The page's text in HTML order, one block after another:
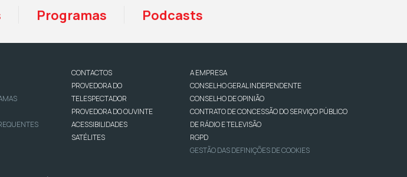
Programas Podcasts
CONTACTOS
PROVEDORA DO
TELESPECTADOR
PROVEDORA DO OUVINTE
ACESSIBILIDADES
SATÉLITES
A EMPRESA
CONSELHO GERAL INDEPENDENTE
CONSELHO DE OPINIÃO
CONTRATO DE CONCESSÃO DO SERVIÇO PÚBLICO
DE RÁDIO E TELEVISÃO
RGPD
GESTÃO DAS DEFINIÇÕES DE COOKIES